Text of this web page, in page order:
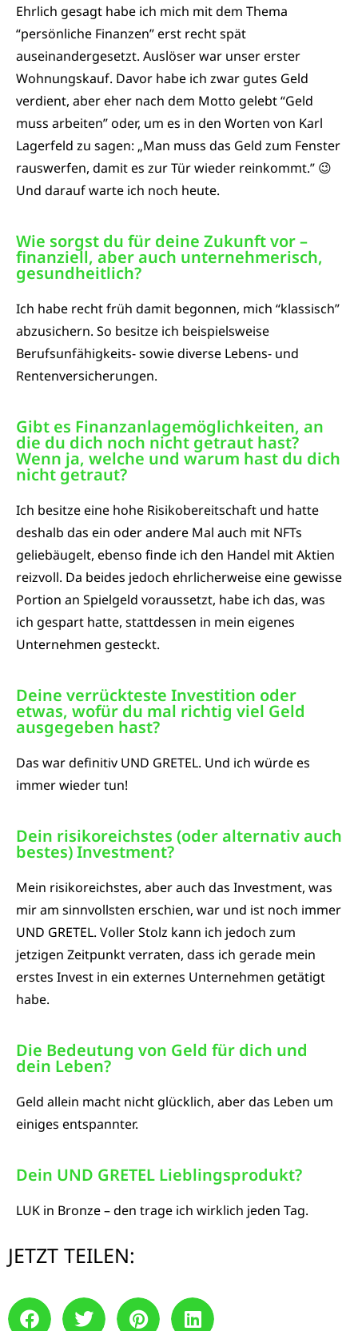
Ehrlich gesagt habe ich mich mit dem Thema
“persönliche Finanzen” erst recht spät
auseinandergesetzt. Auslöser war unser erster
Wohnungskauf. Davor habe ich zwar gutes Geld
verdient, aber eher nach dem Motto gelebt “Geld
muss arbeiten” oder, um es in den Worten von Karl
Lagerfeld zu sagen: „Man muss das Geld zum Fenster
rauswerfen, damit es zur Tür wieder reinkommt.” 😉
Und darauf warte ich noch heute.
Wie sorgst du für deine Zukunft vor –
finanziell, aber auch unternehmerisch,
gesundheitlich?​
Ich habe recht früh damit begonnen, mich “klassisch”
abzusichern. So besitze ich beispielsweise
Berufsunfähigkeits- sowie diverse Lebens- und
Rentenversicherungen.
Gibt es Finanzanlagemöglichkeiten, an
die du dich noch nicht getraut hast?
Wenn ja, welche und warum hast du dich
nicht getraut?​
Ich besitze eine hohe Risikobereitschaft und hatte
deshalb das ein oder andere Mal auch mit NFTs
geliebäugelt, ebenso finde ich den Handel mit Aktien
reizvoll. Da beides jedoch ehrlicherweise eine gewisse
Portion an Spielgeld voraussetzt, habe ich das, was
ich gespart hatte, stattdessen in mein eigenes
Unternehmen gesteckt.
Deine verrückteste Investition oder
etwas, wofür du mal richtig viel Geld
ausgegeben hast?​
Das war definitiv UND GRETEL. Und ich würde es
immer wieder tun!
Dein risikoreichstes (oder alternativ auch
bestes) Investment?​
Mein risikoreichstes, aber auch das Investment, was
mir am sinnvollsten erschien, war und ist noch immer
UND GRETEL. Voller Stolz kann ich jedoch zum
jetzigen Zeitpunkt verraten, dass ich gerade mein
erstes Invest in ein externes Unternehmen getätigt
habe.
Die Bedeutung von Geld für dich und
dein Leben?​
Geld allein macht nicht glücklich, aber das Leben um
einiges entspannter.
Dein UND GRETEL Lieblingsprodukt?​
LUK in Bronze – den trage ich wirklich jeden Tag.
JETZT TEILEN: